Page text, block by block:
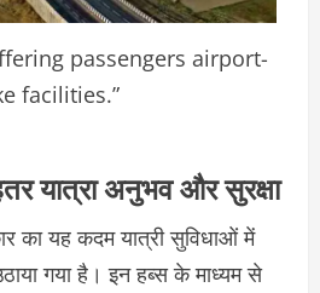
passengers airport-
facilities.”
यात्रा अनुभव और सुरक्षा
का यह कदम यात्री सुविधाओं में
गया है। इन हब्स के माध्यम से